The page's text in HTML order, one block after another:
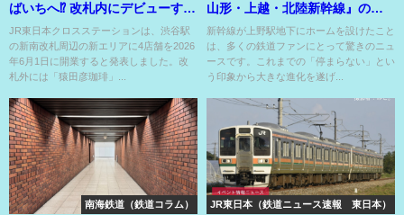
ばいちへ⁉ 改札内にデビューする
ハイグレード駅そば⁉
JR東日本クロスステーションは、渋谷駅
の新南改札周辺の新エリアに4店舗を2026
年6月1日に開業すると発表しました。改
札外には「猿田彦珈琲」...
山形・上越・北陸新幹線』のニ
ュース
新幹線が上野駅地下にホームを設けたこと
は、多くの鉄道ファンにとって驚きのニュ
ースです。これまでの「停まらない」とい
う印象から大きな進化を遂げ...
南海鉄道（鉄道コラム） JR東日本（鉄道ニュース速報 東日本）